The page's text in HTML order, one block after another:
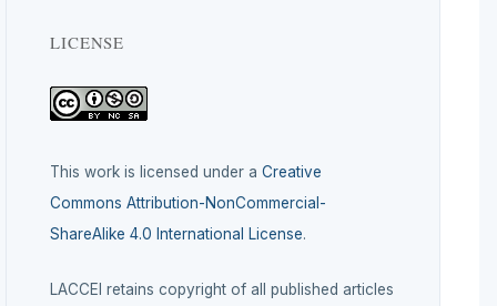
LICENSE
This work is licensed under a Creative
Commons Attribution-NonCommercial-
ShareAlike 4.0 International License.
LACCEI retains copyright of all published articles